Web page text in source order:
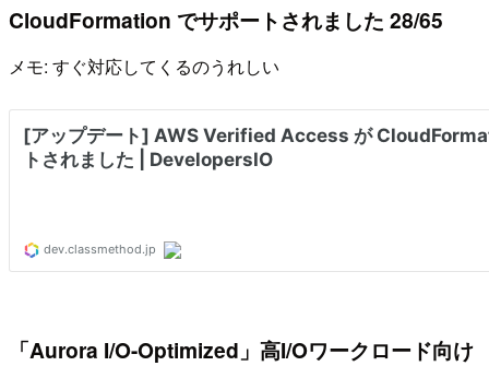
CloudFormation でサポートされました 28/65
メモ: すぐ対応してくるのうれしい
「Aurora I/O-Optimized」高I/Oワークロード向け